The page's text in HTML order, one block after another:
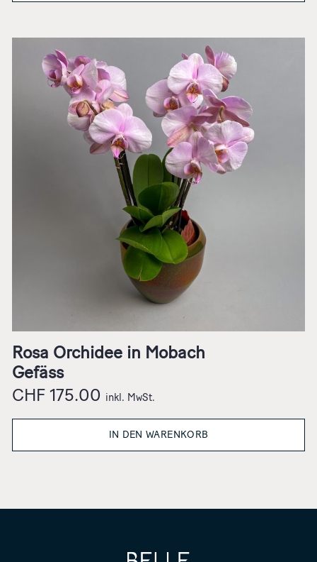
Rosa Orchidee in Mobach
Gefäss
CHF 175.00 inkl. MwSt.
IN DEN WARENKORB